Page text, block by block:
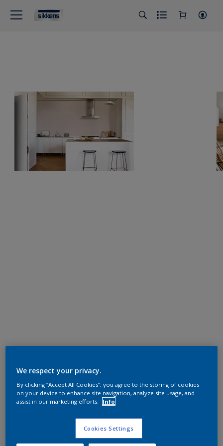
We respect your privacy.
By clicking “Accept All Cookies”, you agree to the storing of cookies
on your device to enhance site navigation, analyze site usage, and
assist in our marketing efforts.
Info
Cookies Settings